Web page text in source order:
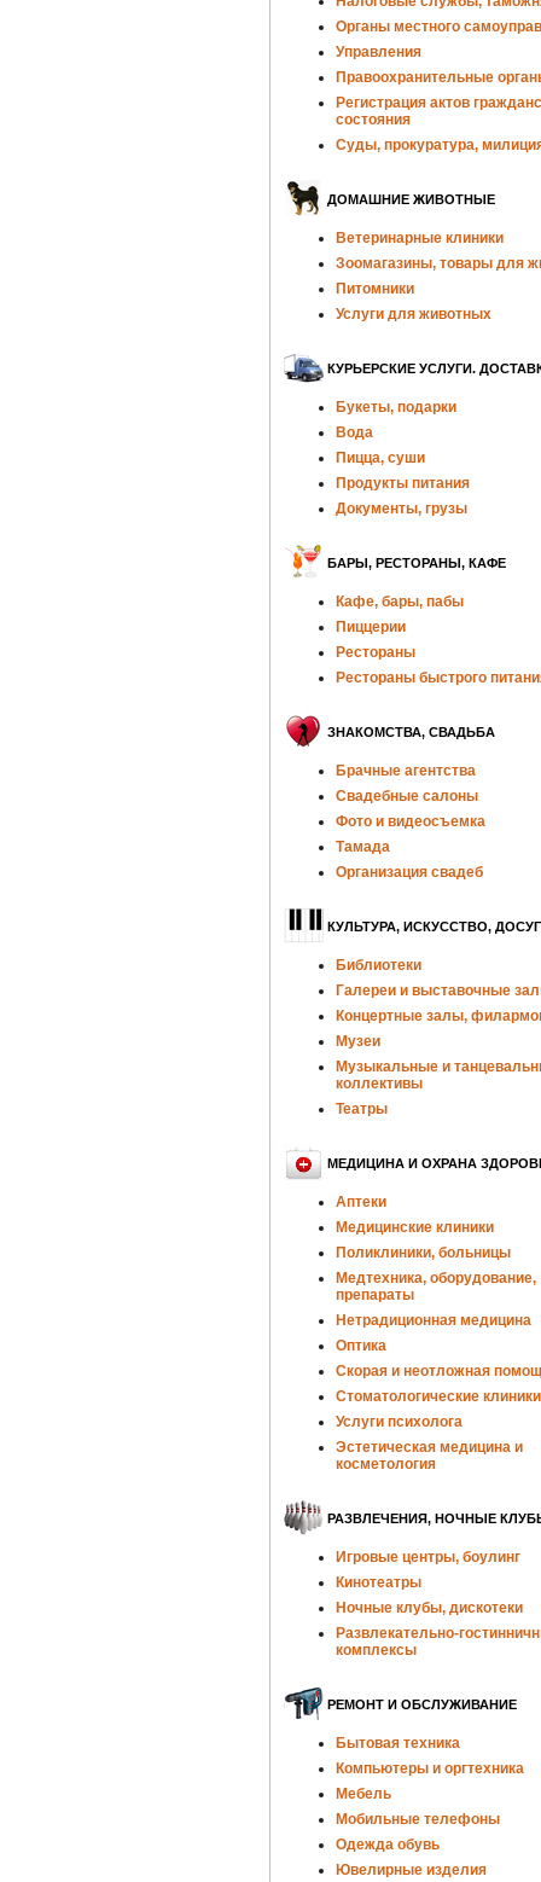
Органы местного
Управления
Правоохранительные
Регистрация актов
состояния
Суды, прокуратура,
ДОМАШНИЕ ЖИВОТНЫЕ
Ветеринарные клиники
Зоомагазины, товары для
Питомники
Услуги для животных
КУРЬЕРСКИЕ УСЛУГИ.
Букеты, подарки
Вода
Пицца, суши
Продукты питания
Документы, грузы
БАРЫ, РЕСТОРАНЫ, КАФЕ
Кафе, бары, пабы
Пиццерии
Рестораны
Рестораны быстрого
ЗНАКОМСТВА, СВАДЬБА
Брачные агентства
Свадебные салоны
Фото и видеосъемка
Тамада
Организация свадеб
КУЛЬТУРА, ИСКУССТВО, ДОСУГ
Библиотеки
Галереи и выставочные
Концертные залы,
Музеи
Музыкальные и
коллективы
Театры
МЕДИЦИНА И ОХРАНА
Аптеки
Медицинские клиники
Поликлиники, больницы
Медтехника, оборудование,
препараты
Нетрадиционная медицина
Оптика
Скорая и неотложная
Стоматологические клиники
Услуги психолога
Эстетическая медицина и
косметология
РАЗВЛЕЧЕНИЯ, НОЧНЫЕ
Игровые центры, боулинг
Кинотеатры
Ночные клубы, дискотеки
Развлекательно-
комплексы
РЕМОНТ И ОБСЛУЖИВАНИЕ
Бытовая техника
Компьютеры и оргтехника
Мебель
Мобильные телефоны
Одежда обувь
Ювелирные изделия